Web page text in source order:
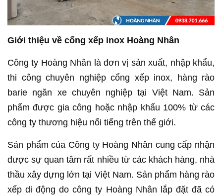
Giới thiệu về cổng xếp inox Hoàng Nhân
Công ty Hoàng Nhân là đơn vị sản xuất, nhập khẩu,
thi công chuyên nghiệp cổng xếp inox, hàng rào
barie ngăn xe chuyên nghiệp tại Việt Nam. Sản
phẩm được gia công hoặc nhập khẩu 100% từ các
công ty thương hiệu nổi tiếng trên thế giới.
Sản phẩm của Công ty Hoàng Nhân cung cấp nhận
được sự quan tâm rất nhiều từ các khách hàng, nhà
thầu xây dựng lớn tại Việt Nam. Sản phẩm hàng rào
xếp di động do công ty Hoàng Nhân lắp đặt đã có